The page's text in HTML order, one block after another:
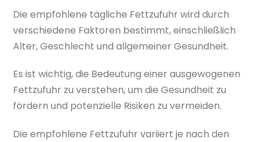
Die empfohlene tägliche Fettzufuhr wird durch
verschiedene Faktoren bestimmt, einschließlich
Alter, Geschlecht und allgemeiner Gesundheit.
Es ist wichtig, die Bedeutung einer ausgewogenen
Fettzufuhr zu verstehen, um die Gesundheit zu
fördern und potenzielle Risiken zu vermeiden.
Die empfohlene Fettzufuhr variiert je nach den